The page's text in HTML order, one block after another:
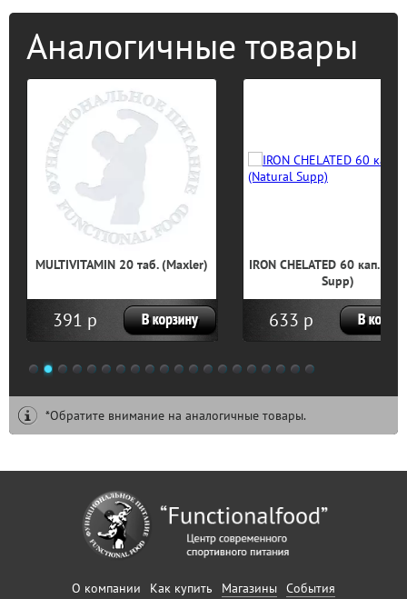
Аналогичные товары
MULTIVITAMIN 20 таб. (Maxler)
391 р
IRON CHELATED 60 кап.
Supp)
633 р
1 2 3 4 5 6 7 8 9 10 11 12 13 14 15 16 17 18 19
*Обратите внимание на аналогичные товары.
О компании Как купить Магазины События